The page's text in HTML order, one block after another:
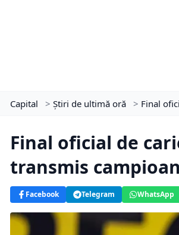
Capital > Știri de ultimă oră > Final
Final oficial de
transmis
Facebook Telegram WhatsApp